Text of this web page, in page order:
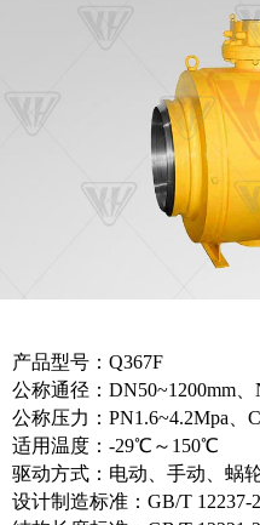
产品型号：Q367F
公称通径：DN50~1200mm、
公称压力：PN1.6~4.2Mpa、
适用温度：-29℃～150℃
驱动方式：电动、手动、蜗
设计制造标准：GB/T 12237-